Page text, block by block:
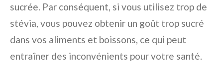
sucrée. Par conséquent, si vous utilisez trop de
stévia, vous pouvez obtenir un goût trop sucré
dans vos aliments et boissons, ce qui peut
entraîner des inconvénients pour votre santé.